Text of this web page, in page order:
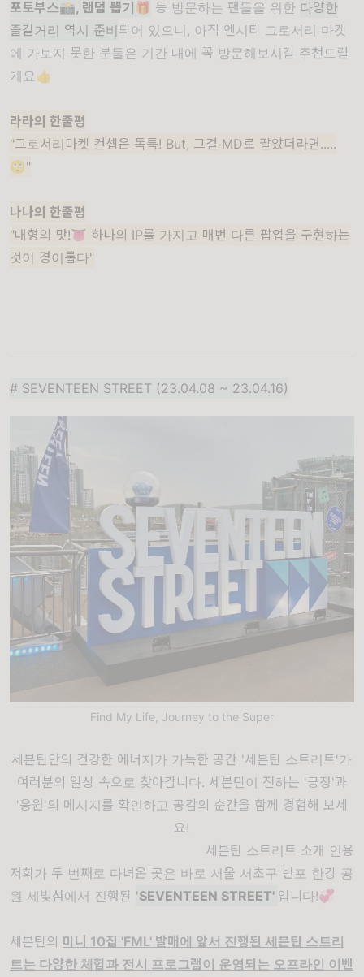
포토부스📸, 랜덤 뽑기🎁 등 방문하는 팬들을 위한 다양한
즐길거리 역시 준비되어 있으니, 아직 엔시티 그로서리 마켓
에 가보지 못한 분들은 기간 내에 꼭 방문해보시길 추천드릴
게요👍
라라의 한줄평
"그로서리마켓 컨셉은 독특! But, 그걸 MD로 팔았더라면.....
🙄"
나나의 한줄평
"대형의 맛!👅 하나의 IP를 가지고 매번 다른 팝업을 구현하는
것이 경이롭다"
# SEVENTEEN STREET (23.04.08 ~ 23.04.16)
Find My Life, Journey to the Super
세븐틴만의 건강한 에너지가 가득한 공간 '세븐틴 스트리트'가
여러분의 일상 속으로 찾아갑니다. 세븐틴이 전하는 '긍정'과
'응원'의 메시지를 확인하고 공감의 순간을 함께 경험해 보세
요!
세븐틴 스트리트 소개 인용
저희가 두 번째로 다녀온 곳은 바로 서울 서초구 반포 한강 공
원 세빛섬에서 진행된 'SEVENTEEN STREET' 입니다!💞
세븐틴의 미니 10집 'FML' 발매에 앞서 진행된 세븐틴 스트리
트는 다양한 체험과 전시 프로그램이 운영되는 오프라인 이벤